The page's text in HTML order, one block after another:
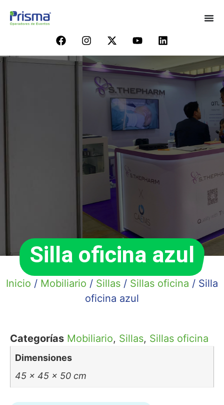
Silla oficina azul
Inicio / Mobiliario / Sillas / Sillas oficina / Silla
oficina azul
Categorías Mobiliario, Sillas, Sillas oficina
Dimensiones
45 × 45 × 50 cm